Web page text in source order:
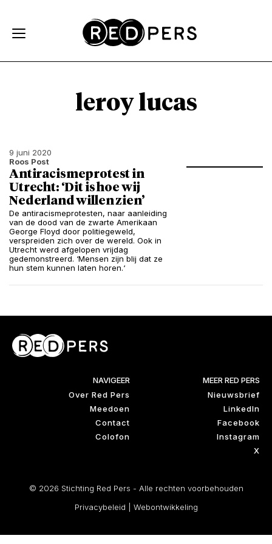
leroy lucas
9 juni 2020
Roos Post
Antiracismeprotest in
Utrecht: ‘Dit is hoe wij
Nederland willen zien’
De antiracismeprotesten, naar aanleiding
van de dood van de zwarte Amerikaan
George Floyd door politiegeweld,
verspreiden zich over de wereld. Ook in
Utrecht werd afgelopen vrijdag
gedemonstreerd. ‘Mensen zijn blij dat ze
hun stem kunnen laten horen.‘
NAVIGEER
Over Red Pers
Meedoen
Contact
Colofon
MEER RED PERS
Nieuwsbrief
LinkedIn
Facebook
Instagram
X
© 2026 Stichting Red Pers - Alle rechten voorbehouden
Privacybeleid
Webontwikkeling